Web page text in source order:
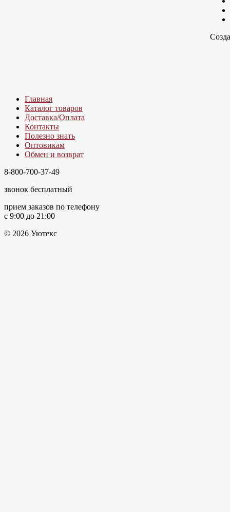
Главная
Каталог товаров
Доставка/Оплата
Контакты
Полезно знать
Оптовикам
Обмен и возврат
8-800-700-37-49
звонок бесплатный
прием заказов по телефону
с 9:00 до 21:00
© 2026 Уютекс